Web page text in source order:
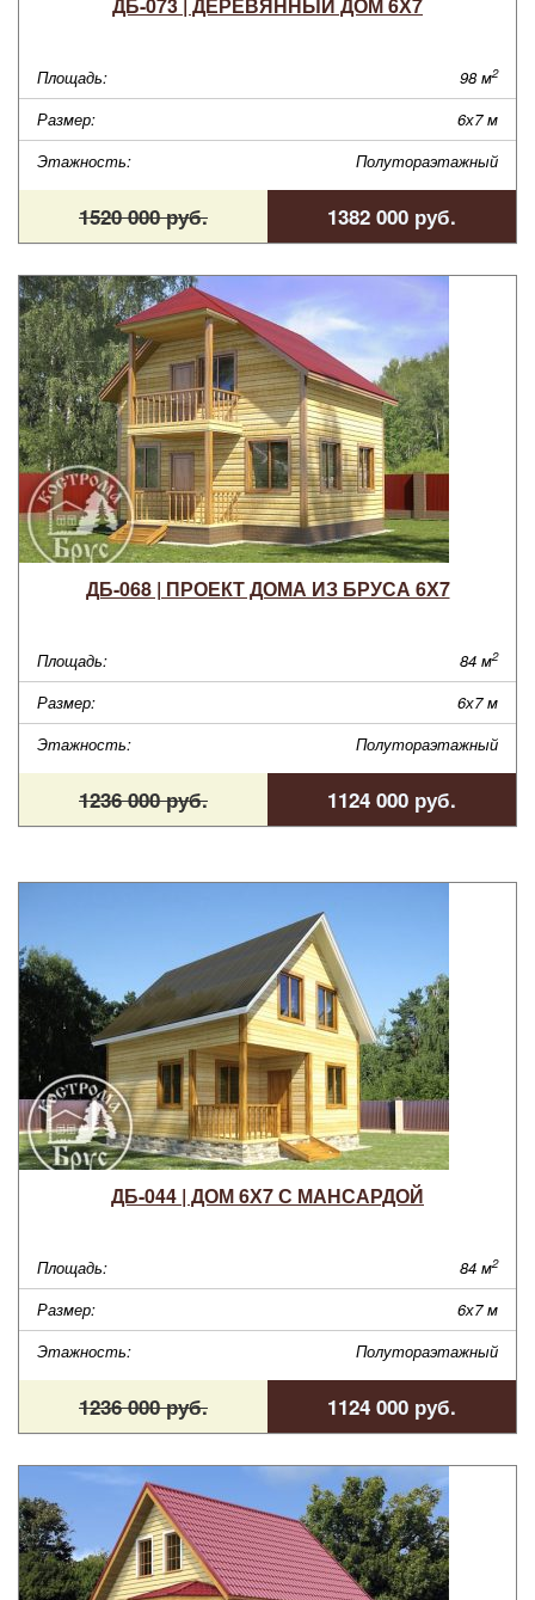
Площадь: 98 м2
Размер:
6х7 м
Этажность:
Полутораэтажный
1520 000 руб. 1382 000 руб.
ДБ-068 | ПРОЕКТ ДОМА ИЗ БРУСА 6Х7
Площадь: 84 м2
Размер:
6х7 м
Этажность:
Полутораэтажный
1236 000 руб. 1124 000 руб.
ДБ-044 | ДОМ 6Х7 С МАНСАРДОЙ
Площадь: 84 м2
Размер:
6х7 м
Этажность:
Полутораэтажный
1236 000 руб. 1124 000 руб.